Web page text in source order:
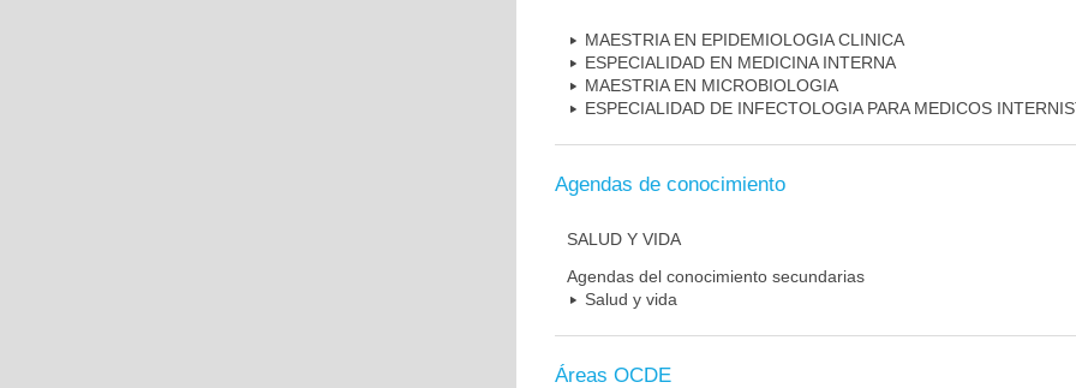
MAESTRIA EN EPIDEMIOLOGIA CLINICA
ESPECIALIDAD EN MEDICINA INTERNA
MAESTRIA EN MICROBIOLOGIA
ESPECIALIDAD DE INFECTOLOGIA PARA MEDICOS
Agendas de conocimiento
SALUD Y VIDA
Agendas del conocimiento secundarias
Salud y vida
Áreas OCDE